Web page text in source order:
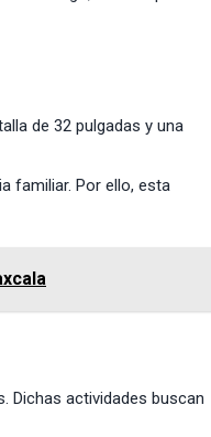
de 32 pulgadas y una
familiar. Por ello, esta
Dichas actividades buscan